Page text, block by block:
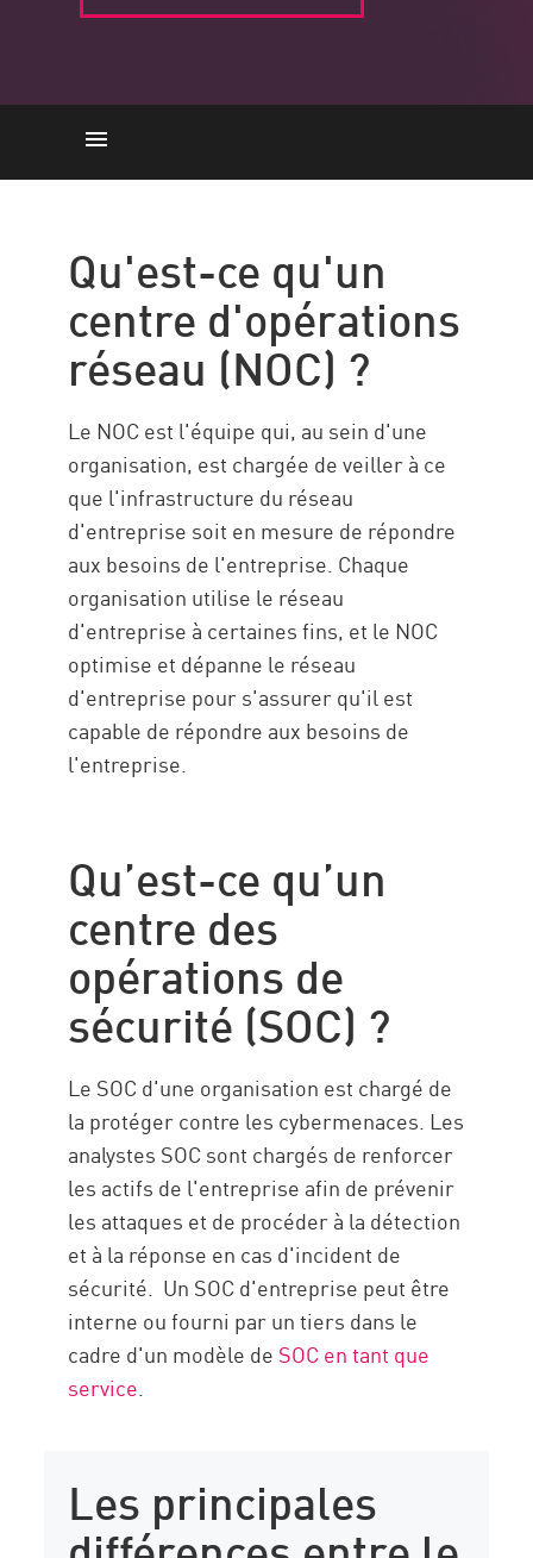
CNO vs SOC
Quelle est la meilleure solution ?
Check Point Solution
Qu'est-ce qu'un
centre d'opérations
réseau (NOC) ?
Le NOC est l'équipe qui, au sein d'une
organisation, est chargée de veiller à ce
que l'infrastructure du réseau
d'entreprise soit en mesure de répondre
aux besoins de l'entreprise. Chaque
organisation utilise le réseau
d'entreprise à certaines fins, et le NOC
optimise et dépanne le réseau
d'entreprise pour s'assurer qu'il est
capable de répondre aux besoins de
l'entreprise.
Qu’est-ce qu’un
centre des
opérations de
sécurité (SOC) ?
Le SOC d'une organisation est chargé de
la protéger contre les cybermenaces. Les
analystes SOC sont chargés de renforcer
les actifs de l'entreprise afin de prévenir
les attaques et de procéder à la détection
et à la réponse en cas d'incident de
sécurité. Un SOC d'entreprise peut être
interne ou fourni par un tiers dans le
cadre d'un modèle de SOC en tant que
service.
Les principales